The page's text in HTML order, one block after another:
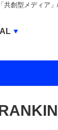
共創型メディア